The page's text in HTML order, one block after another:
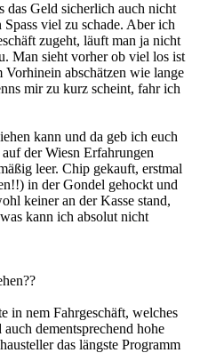
das Geld sicherlich auch nicht
viel zu schade. Aber ich
zugeht, läuft man ja nicht
Man sieht vorher ob viel los ist
abschätzen wie lange
mir zu kurz scheint, fahr ich
kann und da geb ich euch
der Wiesn Erfahrungen
leer. Chip gekauft, erstmal
in der Gondel gehockt und
keiner an der Kasse stand,
kann ich absolut nicht
in nem Fahrgeschäft, welches
dementsprechend hohe
das längste Programm